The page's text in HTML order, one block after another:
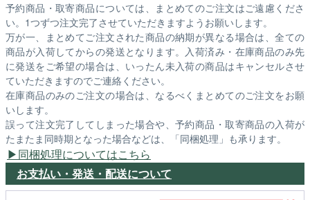
予約商品・取寄商品については、まとめてのご注文はご遠慮くださ
い。1つずつ注文完了させていただきますようお願いします。
万が一、まとめてご注文された商品の納期が異なる場合は、全ての
商品が入荷してからの発送となります。入荷済み・在庫商品のみ先
に発送をご希望の場合は、いったん未入荷の商品はキャンセルさせ
ていただきますのでご連絡ください。
在庫商品のみのご注文の場合は、なるべくまとめてのご注文をお願
いします。
誤って注文完了してしまった場合や、予約商品・取寄商品の入荷が
たまたま同時期となった場合などは、「同梱処理」も承ります。
同梱処理についてはこちら
お支払い・発送・配送について